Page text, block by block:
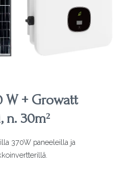
W + Growatt
30m²
370W paneeleilla ja